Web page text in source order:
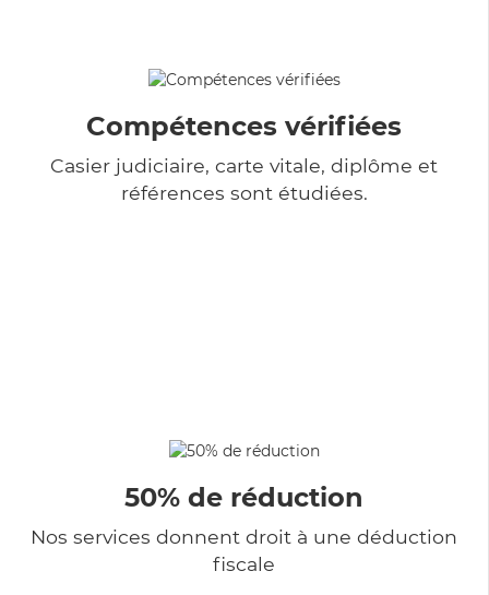
Compétences vérifiées
Casier judiciaire, carte vitale, diplôme et
références sont étudiées.
50% de réduction
Nos services donnent droit à une déduction
fiscale